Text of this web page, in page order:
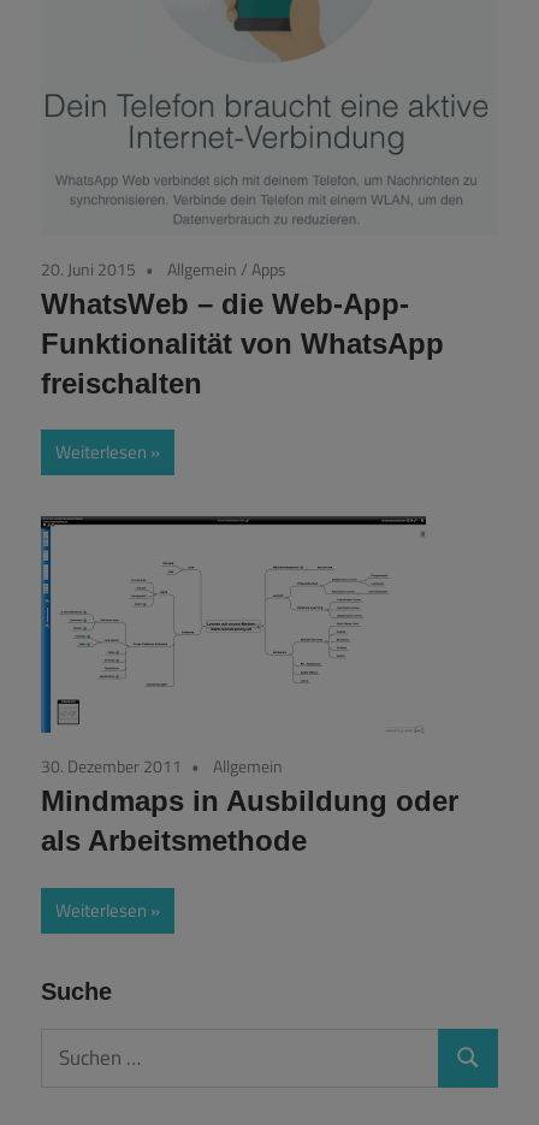
20. Juni 2015 Allgemein/Apps
WhatsWeb – die Web-App-
Funktionalität von WhatsApp
freischalten
Weiterlesen
30. Dezember 2011 Allgemein
Mindmaps in Ausbildung oder
als Arbeitsmethode
Weiterlesen
Suche
Suchen
Suchen